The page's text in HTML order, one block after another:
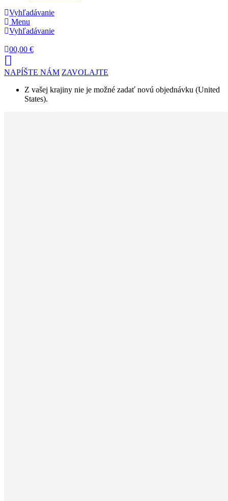
Vyhľadávanie
Menu
Vyhľadávanie
00,00 €
NAPÍŠTE NÁM ZAVOLAJTE
Z vašej krajiny nie je možné zadať novú objednávku (United
States).